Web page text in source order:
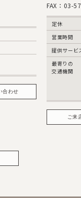
TEL：
FAX：
定休
営業時
提供サ
最寄り